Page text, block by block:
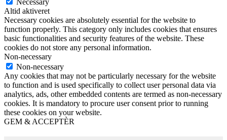
Necessary
Altid aktiveret
Necessary cookies are absolutely essential for the website to
function properly. This category only includes cookies that ensures
basic functionalities and security features of the website. These
cookies do not store any personal information.
Non-necessary
Non-necessary
Any cookies that may not be particularly necessary for the website
to function and is used specifically to collect user personal data via
analytics, ads, other embedded contents are termed as non-necessary
cookies. It is mandatory to procure user consent prior to running
these cookies on your website.
GEM & ACCEPTÈR